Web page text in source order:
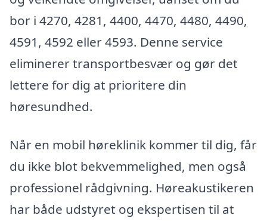
bor i 4270, 4281, 4400, 4470, 4480, 4490,
4591, 4592 eller 4593. Denne service
eliminerer transportbesvær og gør det
lettere for dig at prioritere din
høresundhed.
Når en mobil høreklinik kommer til dig, får
du ikke blot bekvemmelighed, men også
professionel rådgivning. Høreakustikeren
har både udstyret og ekspertisen til at